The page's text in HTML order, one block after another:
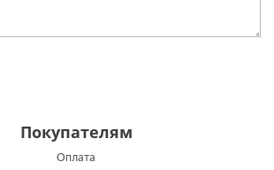
Покупателям
Оплата